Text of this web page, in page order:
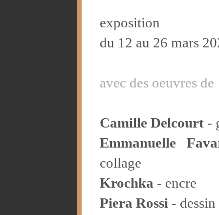
exposition
du 12 au 26 mars
avec des oeuvres de
Camille Delcourt-
Emmanuelle
collage
Krochka - encre
Piera Rossi - dessin